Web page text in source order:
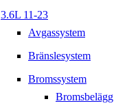
3.6L 11-23
Avgassystem
Bränslesystem
Bromssystem
Bromsbelägg